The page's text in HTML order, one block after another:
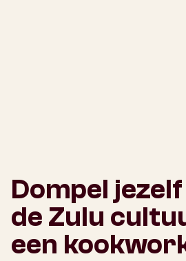
Dompel
de Zulu
een